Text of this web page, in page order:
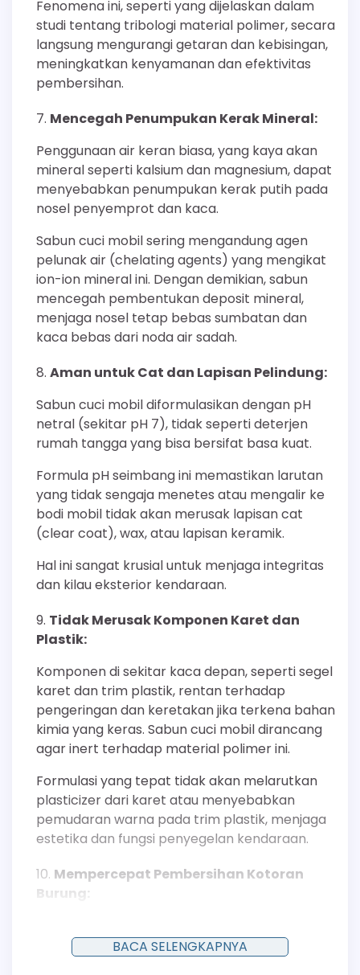
Fenomena ini, seperti yang dijelaskan dalam
studi tentang tribologi material polimer, secara
langsung mengurangi getaran dan kebisingan,
meningkatkan kenyamanan dan efektivitas
pembersihan.
Mencegah Penumpukan Kerak Mineral:
Penggunaan air keran biasa, yang kaya akan
mineral seperti kalsium dan magnesium, dapat
menyebabkan penumpukan kerak putih pada
nosel penyemprot dan kaca.
Sabun cuci mobil sering mengandung agen
pelunak air (chelating agents) yang mengikat
ion-ion mineral ini. Dengan demikian, sabun
mencegah pembentukan deposit mineral,
menjaga nosel tetap bebas sumbatan dan
kaca bebas dari noda air sadah.
Aman untuk Cat dan Lapisan Pelindung:
Sabun cuci mobil diformulasikan dengan pH
netral (sekitar pH 7), tidak seperti deterjen
rumah tangga yang bisa bersifat basa kuat.
Formula pH seimbang ini memastikan larutan
yang tidak sengaja menetes atau mengalir ke
bodi mobil tidak akan merusak lapisan cat
(clear coat), wax, atau lapisan keramik.
Hal ini sangat krusial untuk menjaga integritas
dan kilau eksterior kendaraan.
Tidak Merusak Komponen Karet dan
Plastik:
Komponen di sekitar kaca depan, seperti segel
karet dan trim plastik, rentan terhadap
pengeringan dan keretakan jika terkena bahan
kimia yang keras. Sabun cuci mobil dirancang
agar inert terhadap material polimer ini.
Formulasi yang tepat tidak akan melarutkan
plasticizer dari karet atau menyebabkan
pemudaran warna pada trim plastik, menjaga
estetika dan fungsi penyegelan kendaraan.
Mempercepat Pembersihan Kotoran
Burung:
merusak cat serta kaca jika dibiarkan terlalu
BACA SELENGKAPNYA